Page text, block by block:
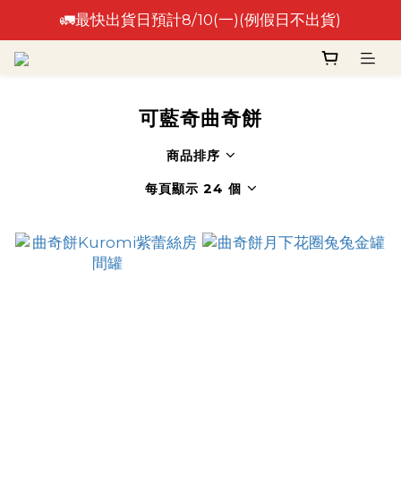
🚛最快出貨日預計8/10(一)(例假日不出貨)
🚛最快出貨日預計8/10(一)(例假日不出貨)
⚠️出貨日非到貨日，實際到貨依物流作業時間為準⚠️
可藍奇曲奇餅
商品排序
每頁顯示 24 個